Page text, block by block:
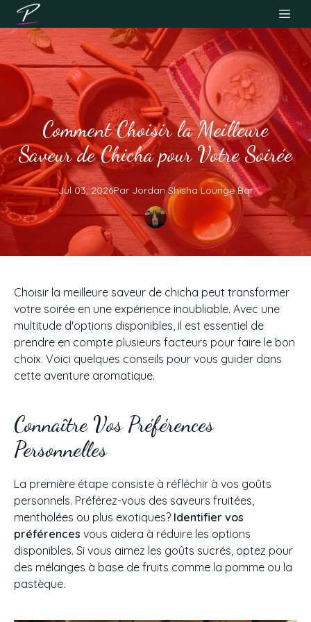
Comment Choisir la Meilleure
Saveur de Chicha pour Votre Soirée
Jul 03, 2026Par Jordan Shisha Lounge Bar
Choisir la meilleure saveur de chicha peut transformer
votre soirée en une expérience inoubliable. Avec une
multitude d'options disponibles, il est essentiel de
prendre en compte plusieurs facteurs pour faire le bon
choix. Voici quelques conseils pour vous guider dans
cette aventure aromatique.
Connaître Vos Préférences
Personnelles
La première étape consiste à réfléchir à vos goûts
personnels. Préférez-vous des saveurs fruitées,
mentholées ou plus exotiques? Identifier vos
préférences vous aidera à réduire les options
disponibles. Si vous aimez les goûts sucrés, optez pour
des mélanges à base de fruits comme la pomme ou la
pastèque.